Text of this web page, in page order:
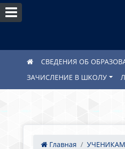
СВЕДЕНИЯ ОБ
ЗАЧИСЛЕНИЕ В ШКОЛУ
Главная